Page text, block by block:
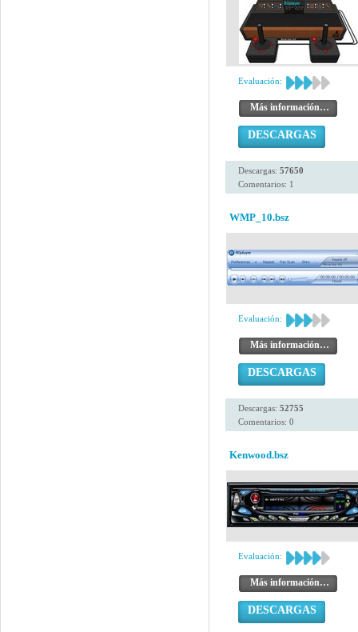
Evaluación:
Más información…
DESCARGAS
Descargas: 57650
Comentarios: 1
WMP_10.bsz
Evaluación:
Más información…
DESCARGAS
Descargas: 52755
Comentarios: 0
Kenwood.bsz
Evaluación:
Más información…
DESCARGAS